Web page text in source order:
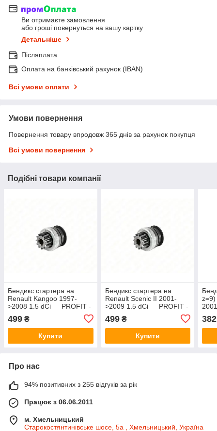
Ви отримаєте замовлення
або гроші повернуться на вашу картку
Детальніше
Післяплата
Оплата на банківський рахунок (IBAN)
Всі умови оплати
Умови повернення
Повернення товару впродовж 365 днів за рахунок покупця
Всі умови повернення
Подібні товари компанії
Бендикс стартера на
Renault Kangoo 1997-
>2008 1.5 dCi — PROFIT -
499 ₴
Купити
Бендикс стартера на
Renault Scenic II 2001-
>2009 1.5 dCi — PROFIT -
499₴
Купити
382
Про нас
94% позитивних з 255 відгуків за рік
Працює з 06.06.2011
м. Хмельницький
Старокостянтинівське шосе, 5а , Хмельницький, Україна